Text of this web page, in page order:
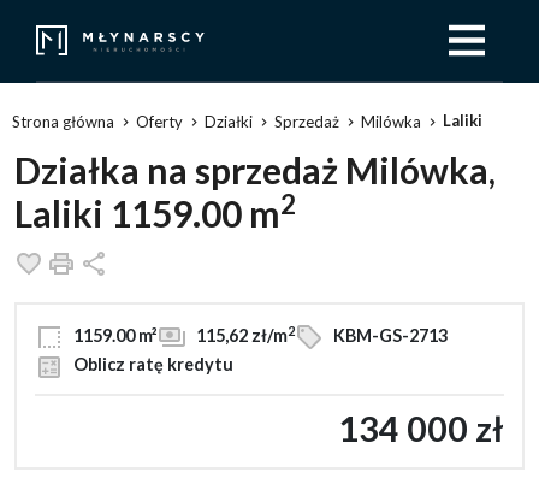
Strona główna Oferty Działki Sprzedaż Milówka Laliki
Działka na sprzedaż Milówka,
Laliki 1159.00 m2
Dodaj do ulubionych
Drukuj
1159.00 m² 115,62 zł/m2
KBM-GS-2713
Oblicz ratę kredytu
134 000 zł